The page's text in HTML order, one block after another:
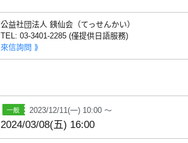
公益社団法人 銕仙会（てっせんかい）
TEL: 03-3401-2285 (僅提供日語服務)
來信詢問 ⟫
2023/12/11(一) 10:00 ～
2024/03/08(五) 16:00